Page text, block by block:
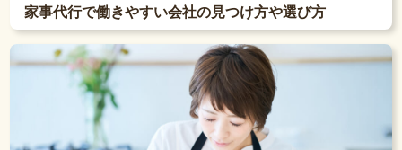
家事代行で働きやすい会社の見つけ方や選び方